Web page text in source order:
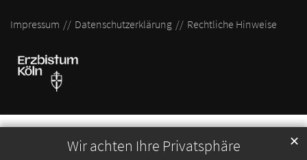
Wir achten Ihre Privatsphäre ✕
Impressum Datenschutzerklärung Rechtliche Hinweise